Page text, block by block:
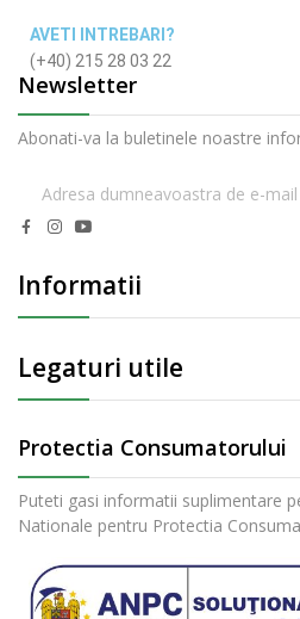
AVETI INTREBARI?
(+40) 215 28 03 22
Newsletter
Abonati-va la buletinele noastre
Informatii
Legaturi utile
Protectia Consumatorului
Puteti gasi informatii suplimentare
Nationale pentru Protectia